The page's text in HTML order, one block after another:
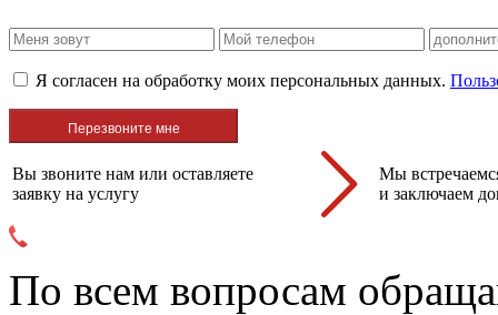
Я согласен на обработку моих персональных данных.
Вы звоните нам или оставляете
заявку на услугу
Мы
и заключаем
По всем вопросам